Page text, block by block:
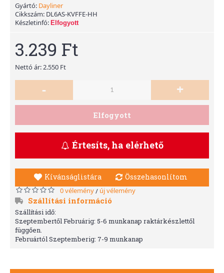
Gyártó: Dayliner
Cikkszám: DL6AS-KVFFE-HH
Készletinfó: Elfogyott
3.239 Ft
Nettó ár: 2.550 Ft
- +
Elfogyott
Értesíts, ha elérhető
Kívánságlistára Összehasonlítom
0 vélemény/ új vélemény
Szállítási információ
Szállítási idő:
Szeptembertől Februárig: 5-6 munkanap raktárkészlettől
függően.
Februártól Szeptemberig: 7-9 munkanap